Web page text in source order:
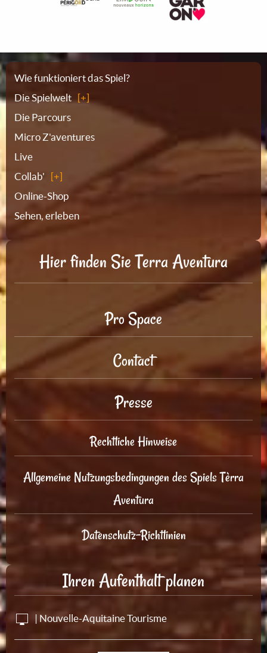
Sitemap
Wie funktioniert das Spiel?
Die Spielwelt
Die Parcours
Micro Z'aventures
Live
Collab'
Online-Shop
Sehen, erleben
Hier finden Sie Terra Aventura
Pro Space
Contact
Presse
Rechtliche Hinweise
Allgemeine Nutzungsbedingungen des Spiels Tèrra
Aventura
Datenschutz-Richtlinien
Ihren Aufenthalt planen
| Nouvelle-Aquitaine Tourisme